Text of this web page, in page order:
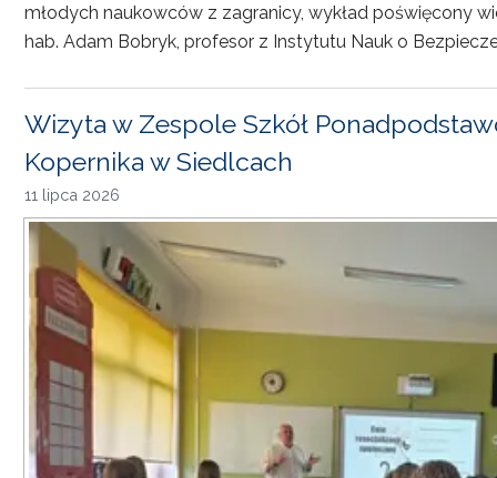
młodych naukowców z zagranicy, wykład poświęcony
hab. Adam Bobryk, profesor z Instytutu Nauk o
Wizyta w Zespole Szkół
Kopernika w Siedlcach
11 lipca 2026